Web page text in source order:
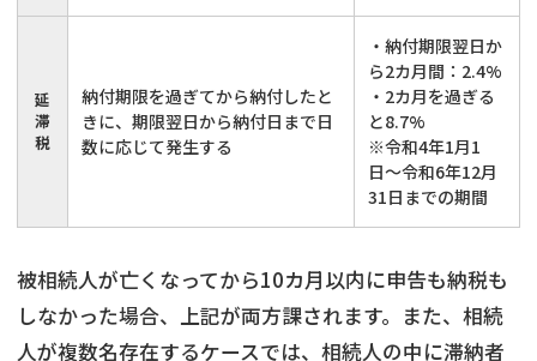
延
滞
税
納付期限を過ぎてから納付したと
きに、期限翌日から納付日まで日
数に応じて発生する
・納付期限翌日か
ら2カ月間：2.4%
・2カ月を過ぎる
と8.7%
※令和4年1月1
日〜令和6年12月
31日までの期間
被相続人が亡くなってから10カ月以内に申告も納税も
しなかった場合、上記が両方課されます。また、相続
人が複数名存在するケースでは、相続人の中に滞納者